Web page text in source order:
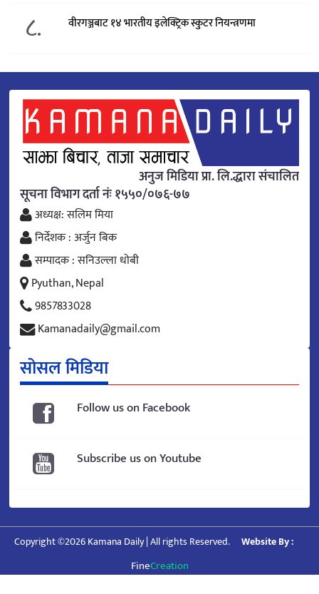
८. वीरगञ्जबाट १४ भारतीय इलेक्ट्रिक स्कुटर नियन्त्रणमा
अनुज मिडिया प्रा. लि.द्धारा संचालित
सूचना विभाग दर्ता नंः १५५०/०७६-७७
अध्यक्ष: सलिम मिया
निर्देशक : अर्जुन बिक
सम्पादक : सनिउल्ला धोबी
Pyuthan, Nepal
9857833028
Kamanadaily@gmail.com
सोसल मिडिया
Follow us on Facebook
Subscribe us on Youtube
Copyright ©2026 Kamana Daily | All rights Reserved. Website By :
FineCreation